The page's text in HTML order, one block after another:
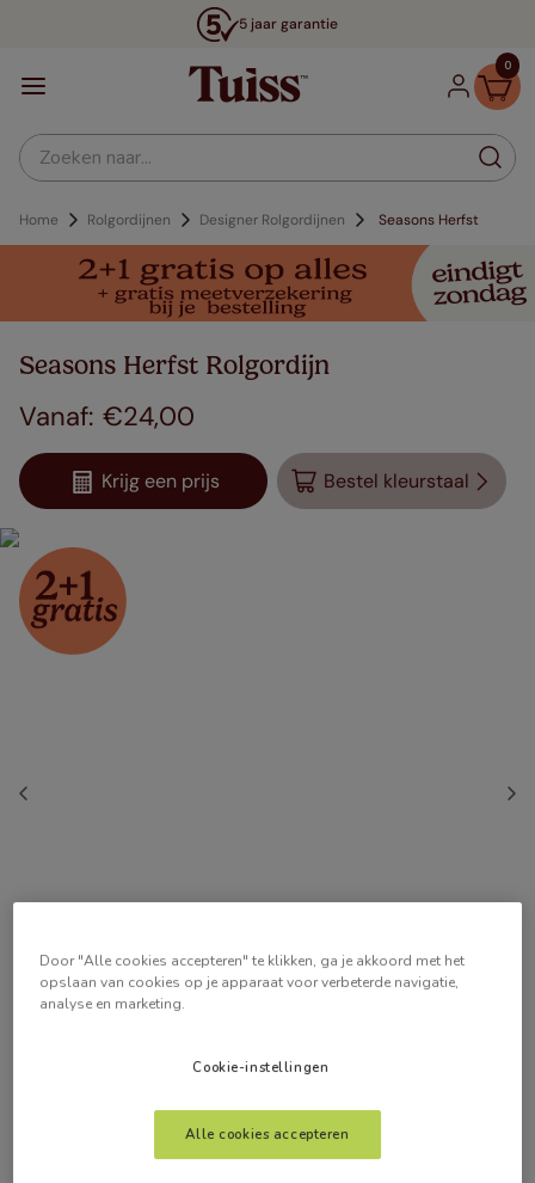
5 jaar garantie
0
Zoeken naar...
Home Rolgordijnen Designer Rolgordijnen Seasons Herfst
Seasons Herfst Rolgordijn
€24,00
Krijg een prijs Bestel kleurstaal
Door "Alle cookies accepteren" te klikken, ga je akkoord met het
opslaan van cookies op je apparaat voor verbeterde navigatie,
analyse en marketing.
Cookie-instellingen
Alle cookies accepteren